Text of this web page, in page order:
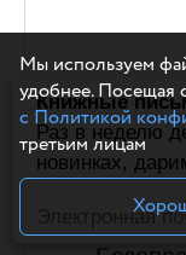
Книжные
Раз в неделю
новинках,
Мы используем
удобнее. Посещая
с Политикой
третьим лицам